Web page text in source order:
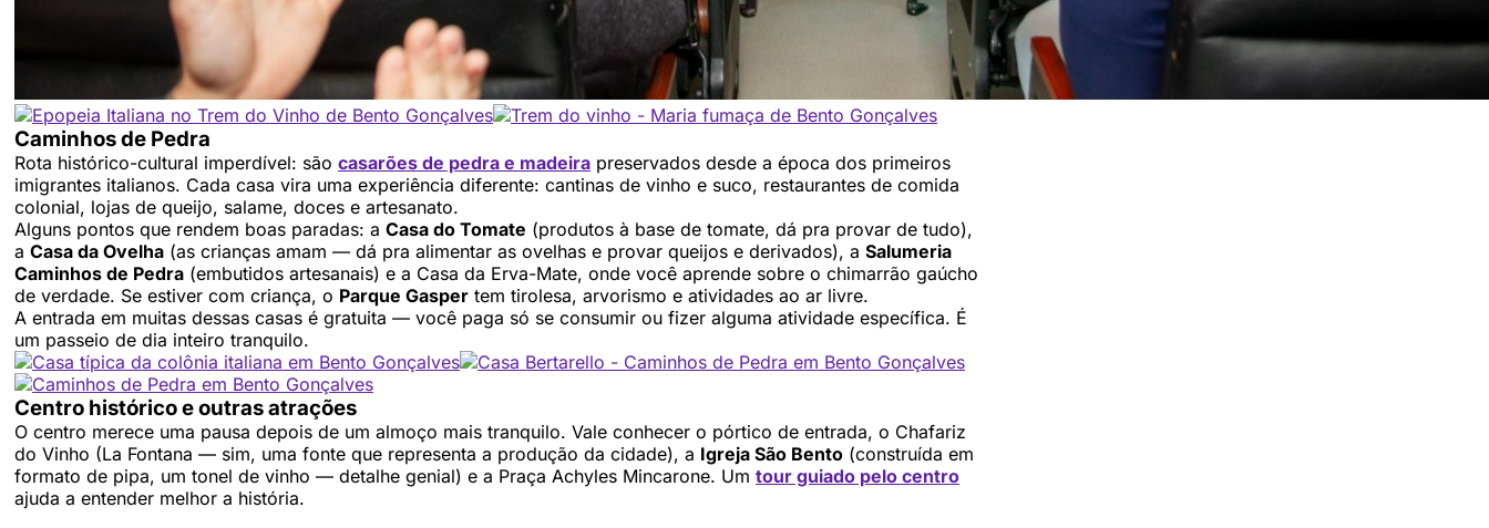
Caminhos de Pedra
Rota histórico-cultural imperdível: são casarões de pedra e madeira preservados desde a época dos primeiros
imigrantes italianos. Cada casa vira uma experiência diferente: cantinas de vinho e suco, restaurantes de comida
colonial, lojas de queijo, salame, doces e artesanato.
Alguns pontos que rendem boas paradas: a Casa do Tomate (produtos à base de tomate, dá pra provar de tudo),
a Casa da Ovelha (as crianças amam — dá pra alimentar as ovelhas e provar queijos e derivados), a Salumeria
Caminhos de Pedra (embutidos artesanais) e a Casa da Erva-Mate, onde você aprende sobre o chimarrão gaúcho
de verdade. Se estiver com criança, o Parque Gasper tem tirolesa, arvorismo e atividades ao ar livre.
A entrada em muitas dessas casas é gratuita — você paga só se consumir ou fizer alguma atividade específica. É
um passeio de dia inteiro tranquilo.
Centro histórico e outras atrações
O centro merece uma pausa depois de um almoço mais tranquilo. Vale conhecer o pórtico de entrada, o Chafariz
do Vinho (La Fontana — sim, uma fonte que representa a produção da cidade), a Igreja São Bento (construída em
formato de pipa, um tonel de vinho — detalhe genial) e a Praça Achyles Mincarone. Um tour guiado pelo centro
ajuda a entender melhor a história.